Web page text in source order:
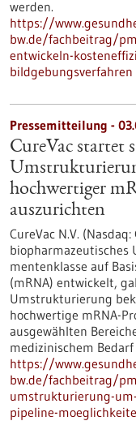
werden.
https://
bw.de/fachbeitrag/
entwickeln-
bildgebungsverfahren
Pressemitteilung -
CureVac startet
hochwertiger
auszurichten
CureVac N.V.
biopharmazeutisches
menten­klasse auf
(mRNA) entwickelt,
Umstrukturierung
hochwertige mRNA-
ausgewählten
medizinischem
https://
bw.de/fachbeitrag/
umstrukturierung-
pipeline-